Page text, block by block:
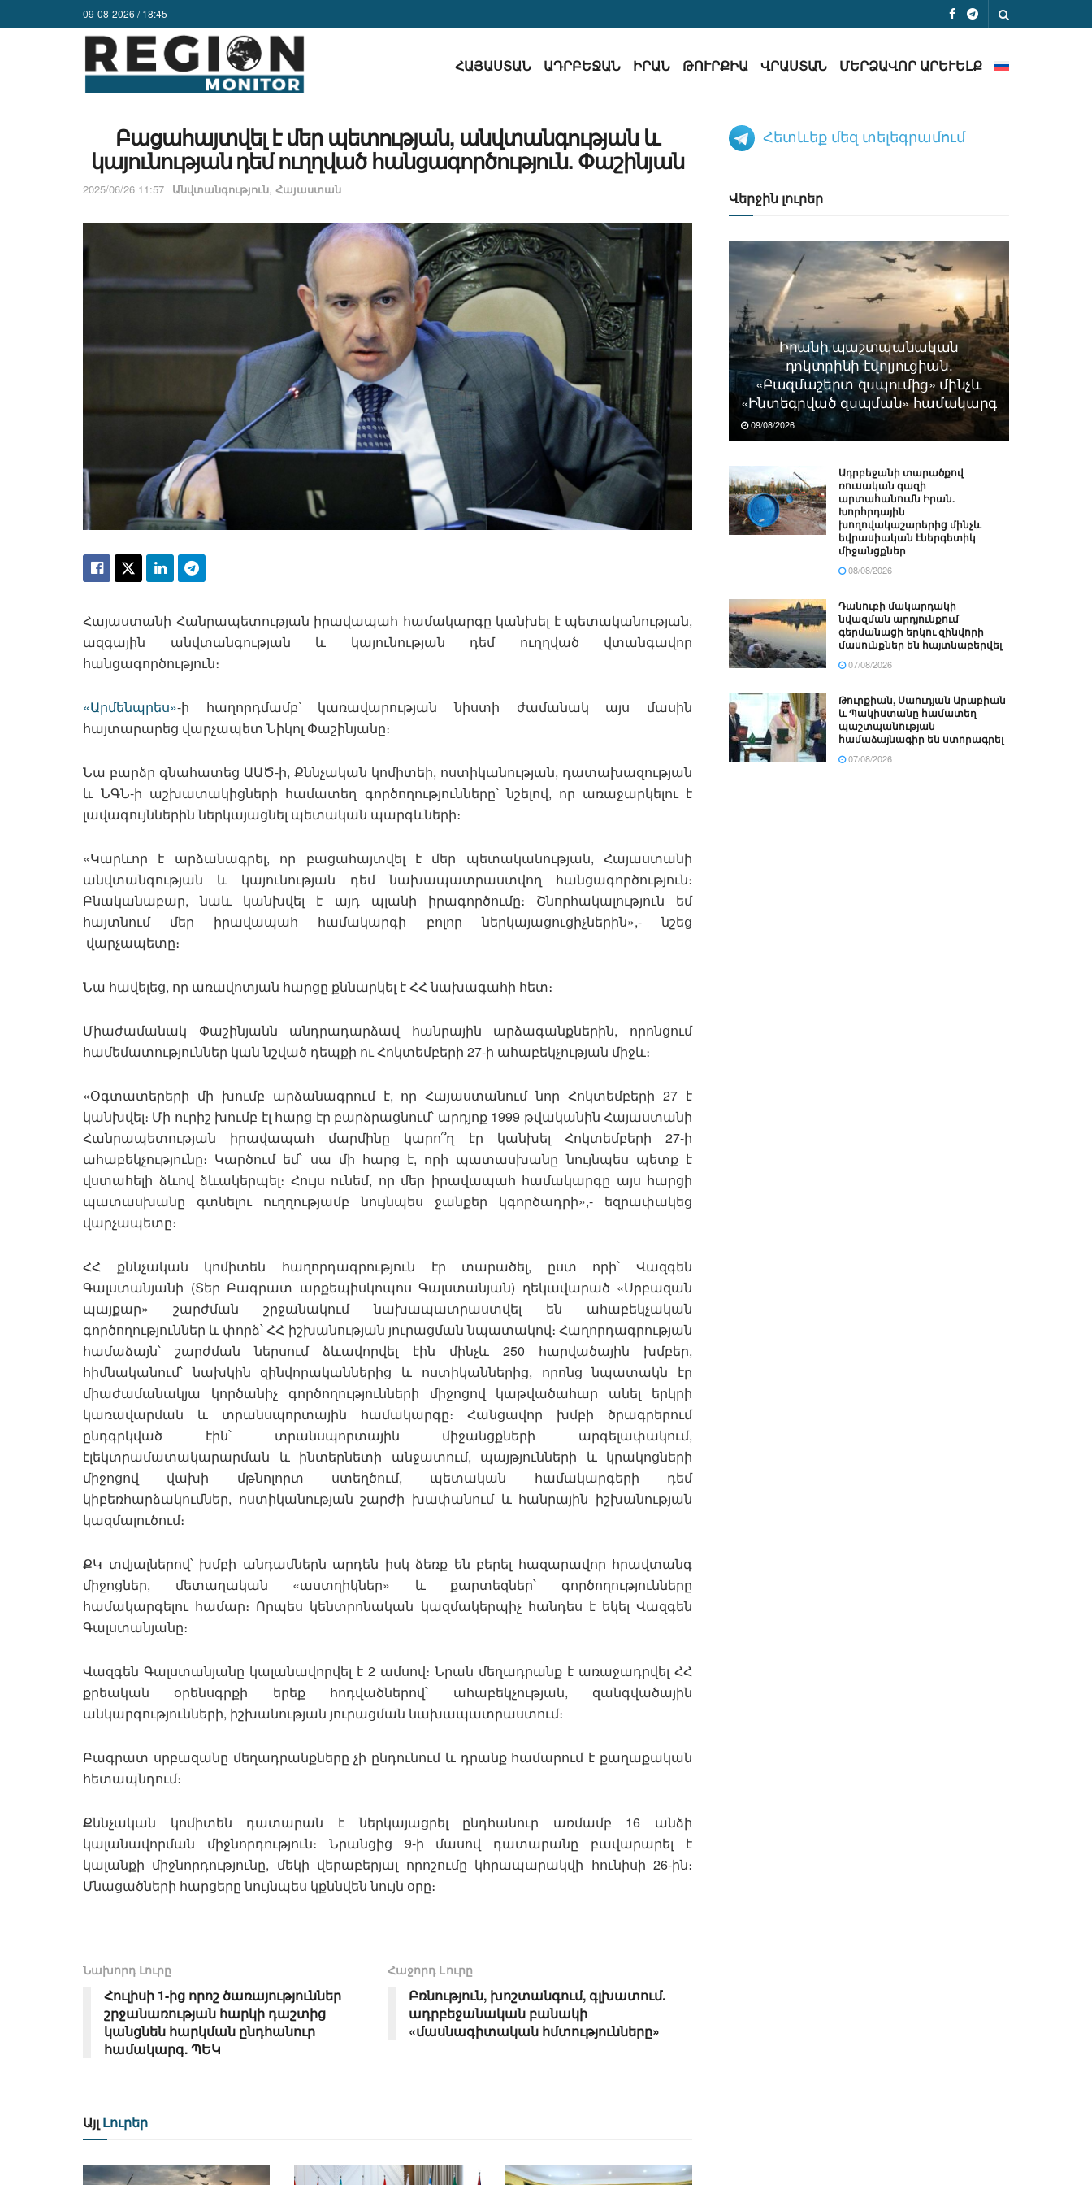
09-08-2026 / 18:45
ՀԱՅԱՍՏԱՆ ԱԴՐԲԵՋԱՆ ԻՐԱՆ ԹՈՒՐՔԻԱ ՎՐԱՍՏԱՆ ՄԵՐՁԱՎՈՐ ԱՐԵՒԵԼՔ
Բացահայտվել է մեր պետության, անվտանգության և
կայունության դեմ ուղղված հանցագործություն. Փաշինյան
2025/06/26 11:57 Անվտանգություն, Հայաստան
Հայաստանի Հանրապետության իրավապահ համակարգը կանխել է պետականության,
ազգային անվտանգության և կայունության դեմ ուղղված վտանգավոր
հանցագործություն։
«Արմենպրես»-ի հաղորդմամբ՝ կառավարության նիստի ժամանակ այս մասին
հայտարարեց վարչապետ Նիկոլ Փաշինյանը։
Նա բարձր գնահատեց ԱԱԾ-ի, Քննչական կոմիտեի, ոստիկանության, դատախազության
և ՆԳՆ-ի աշխատակիցների համատեղ գործողությունները՝ նշելով, որ առաջարկելու է
լավագույններին ներկայացնել պետական պարգևների։
«Կարևոր է արձանագրել, որ բացահայտվել է մեր պետականության, Հայաստանի
անվտանգության և կայունության դեմ նախապատրաստվող հանցագործություն։
Բնականաբար, նաև կանխվել է այդ պլանի իրագործումը։ Շնորհակալություն եմ
հայտնում մեր իրավապահ համակարգի բոլոր ներկայացուցիչներին»,- նշեց
վարչապետը։
Նա հավելեց, որ առավոտյան հարցը քննարկել է ՀՀ նախագահի հետ։
Միաժամանակ Փաշինյանն անդրադարձավ հանրային արձագանքներին, որոնցում
համեմատություններ կան նշված դեպքի ու Հոկտեմբերի 27-ի ահաբեկչության միջև։
«Օգտատերերի մի խումբ արձանագրում է, որ Հայաստանում նոր Հոկտեմբերի 27 է
կանխվել։ Մի ուրիշ խումբ էլ հարց էր բարձրացնում՝ արդյոք 1999 թվականին Հայաստանի
Հանրապետության իրավապահ մարմինը կարո՞ղ էր կանխել Հոկտեմբերի 27-ի
ահաբեկչությունը։ Կարծում եմ՝ սա մի հարց է, որի պատասխանը նույնպես պետք է
վստահելի ձևով ձևակերպել։ Հույս ունեմ, որ մեր իրավապահ համակարգը այս հարցի
պատասխանը գտնելու ուղղությամբ նույնպես ջանքեր կգործադրի»,- եզրափակեց
վարչապետը։
ՀՀ քննչական կոմիտեն հաղորդագրություն էր տարածել, ըստ որի՝ Վազգեն
Գալստանյանի (Տեր Բագրատ արքեպիսկոպոս Գալստանյան) ղեկավարած «Սրբազան
պայքար» շարժման շրջանակում նախապատրաստվել են ահաբեկչական
գործողություններ և փորձ՝ ՀՀ իշխանության յուրացման նպատակով։ Հաղորդագրության
համաձայն՝ շարժման ներսում ձևավորվել էին մինչև 250 հարվածային խմբեր,
հիմնականում՝ նախկին զինվորականներից և ոստիկաններից, որոնց նպատակն էր
միաժամանակյա կործանիչ գործողությունների միջոցով կաթվածահար անել երկրի
կառավարման և տրանսպորտային համակարգը։ Հանցավոր խմբի ծրագրերում
ընդգրկված էին՝ տրանսպորտային միջանցքների արգելափակում,
էլեկտրամատակարարման և ինտերնետի անջատում, պայթյունների և կրակոցների
միջոցով վախի մթնոլորտ ստեղծում, պետական համակարգերի դեմ
կիբեռհարձակումներ, ոստիկանության շարժի խափանում և հանրային իշխանության
կազմալուծում։
ՔԿ տվյալներով՝ խմբի անդամներն արդեն իսկ ձեռք են բերել հազարավոր հրավտանգ
միջոցներ, մետաղական «աստղիկներ» և քարտեզներ՝ գործողությունները
համակարգելու համար։ Որպես կենտրոնական կազմակերպիչ հանդես է եկել Վազգեն
Գալստանյանը։
Վազգեն Գալստանյանը կալանավորվել է 2 ամսով։ Նրան մեղադրանք է առաջադրվել ՀՀ
քրեական օրենսգրքի երեք հոդվածներով՝ ահաբեկչության, զանգվածային
անկարգությունների, իշխանության յուրացման նախապատրաստում։
Բագրատ սրբազանը մեղադրանքները չի ընդունում և դրանք համարում է քաղաքական
հետապնդում։
Քննչական կոմիտեն դատարան է ներկայացրել ընդհանուր առմամբ 16 անձի
կալանավորման միջնորդություն։ Նրանցից 9-ի մասով դատարանը բավարարել է
կալանքի միջնորդությունը, մեկի վերաբերյալ որոշումը կհրապարակվի հունիսի 26-ին։
Մնացածների հարցերը նույնպես կքննվեն նույն օրը։
Նախորդ Լուրը
Հուլիսի 1-ից որոշ ծառայություններ
շրջանառության հարկի դաշտից
կանցնեն հարկման ընդհանուր
համակարգ. ՊԵԿ
Հաջորդ Lուրը
Բռնություն, խոշտանգում, գլխատում․
ադրբեջանական բանակի
«մասնագիտական հմտությունները»
Այլ Լուրեր
Հետևեք մեզ տելեգրամում
Վերջին լուրեր
Իրանի պաշտպանական
դոկտրինի էվոլյուցիան.
«Բազմաշերտ զսպումից» մինչև
«Ինտեգրված զսպման» համակարգ
09/08/2026
Ադրբեջանի տարածքով
ռուսական գազի
արտահանումն Իրան.
Խորհրդային
խողովակաշարերից մինչև
եվրասիական էներգետիկ
միջանցքներ
08/08/2026
Դանուբի մակարդակի
նվազման արդյունքում
գերմանացի երկու զինվորի
մասունքներ են հայտնաբերվել
07/08/2026
Թուրքիան, Սաուդյան Արաբիան
և Պակիստանը համատեղ
պաշտպանության
համաձայնագիր են ստորագրել
07/08/2026